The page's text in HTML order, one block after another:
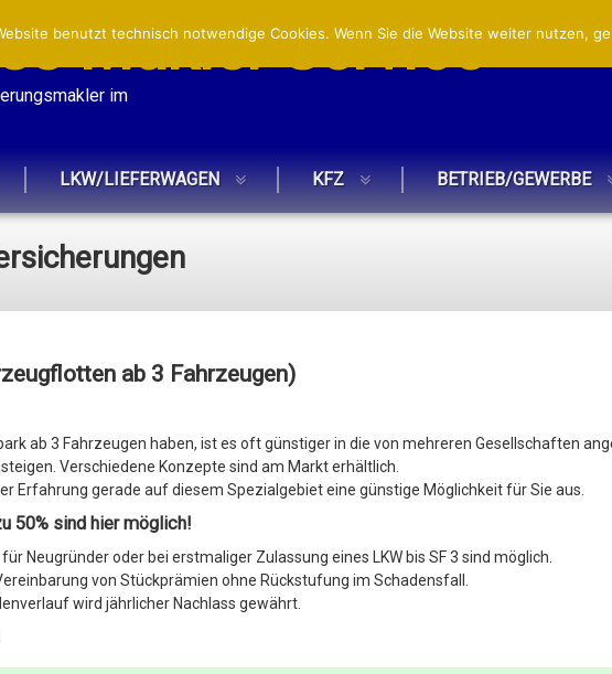
Makler Service
im
LKW/LIEFERWAGEN KFZ BETRIEB/GEWERBE
ab 3 Fahrzeugen)
ab 3 Fahrzeugen haben, ist es oft günstiger in die von mehreren Gesellschaften
Verschiedene Konzepte sind am Markt erhältlich.
Erfahrung gerade auf diesem Spezialgebiet eine günstige Möglichkeit für Sie aus.
50% sind hier möglich!
Neugründer oder bei erstmaliger Zulassung eines LKW bis SF 3 sind möglich.
von Stückprämien ohne Rückstufung im Schadensfall.
wird jährlicher Nachlass gewährt.
benutzt technisch notwendige Cookies. Wenn Sie die Website weiter nutzen,